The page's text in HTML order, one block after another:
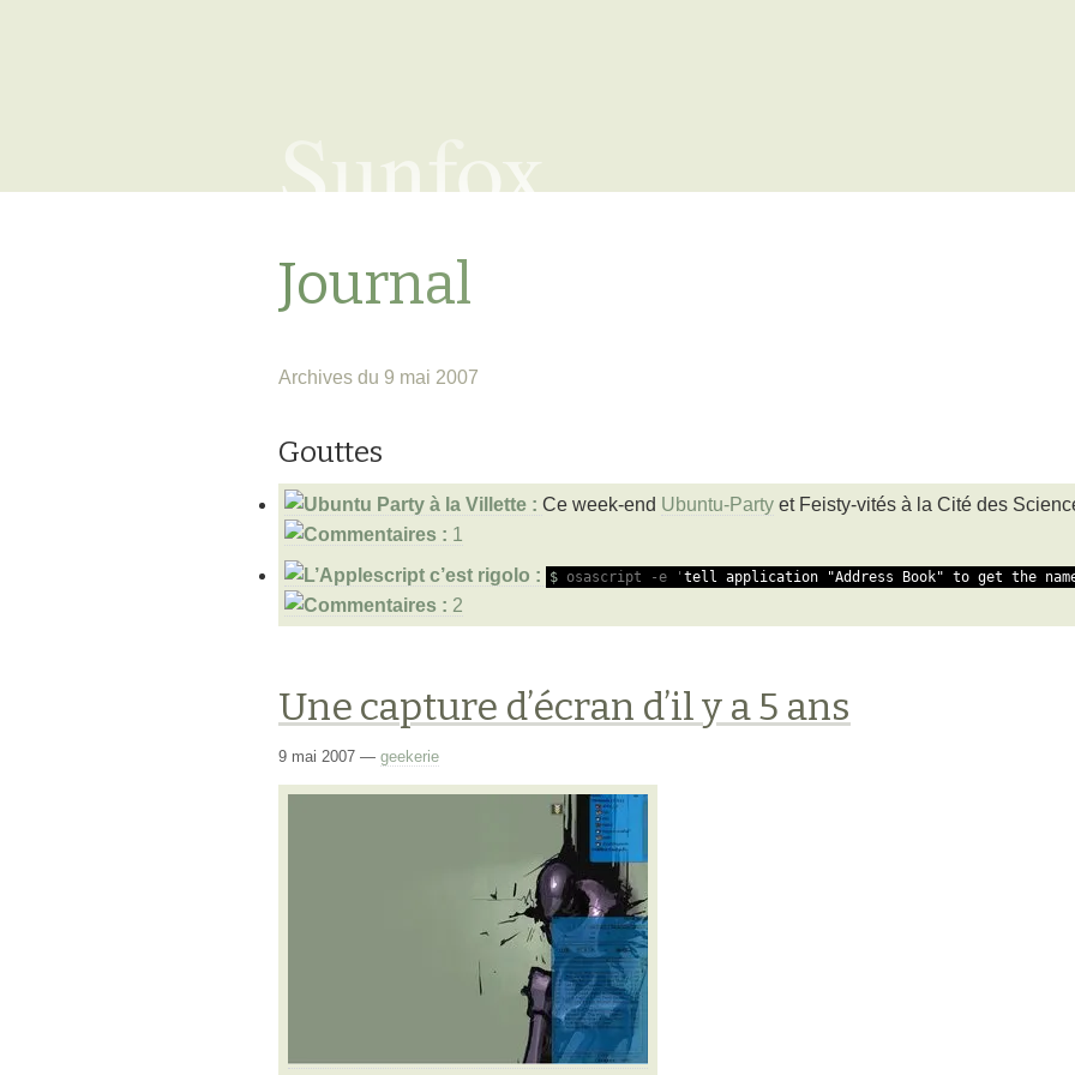
Sunfox
Journal
Archives du 9 mai 2007
Gouttes
Ce week-end Ubuntu-Partyet Feisty-vités à la Cité des
1
$ osascript -e 'tell application "Address Book" to get the
2
Une capture d’écran d’il y a 5 ans
9 mai 2007 — geekerie